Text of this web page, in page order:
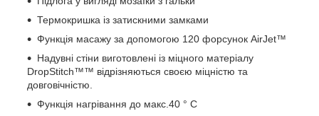
Термокришка із затискними замками
Функція масажу за допомогою 120 форсунок AirJet™
Надувні стіни виготовлені із міцного матеріалу
DropStitch™™ відрізняються своєю міцністю та
довговічністю.
Функція нагрівання до макс.40 ° C